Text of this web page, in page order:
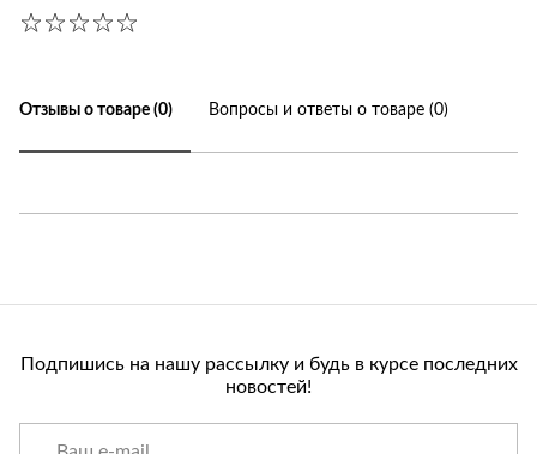
Отзывы о товаре (0) Вопросы и ответы о товаре (0)
Подпишись на нашу рассылку и будь в курсе последних
новостей!